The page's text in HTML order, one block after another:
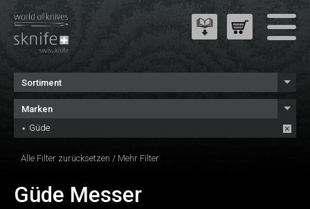
Sortiment
Marken
Güde
Alle Filter zurücksetzen / Mehr Filter
Güde Messer